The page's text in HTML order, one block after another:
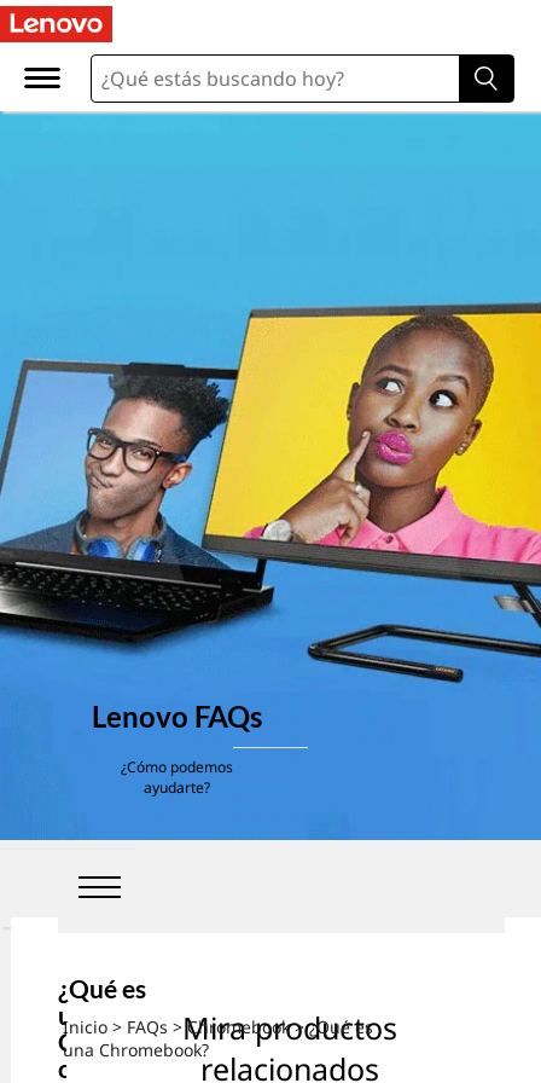
Inicio > FAQs >Chromebook> ¿Qué es
una Chromebook?
Lenovo FAQs
¿Cómo podemos
ayudarte?
¿Qué es
una
Chromeb
ook?
Mira productos
relacionados